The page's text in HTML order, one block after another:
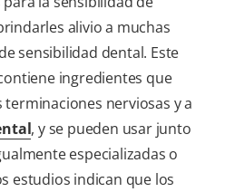
alivio a muchas
sensibilidad dental. Este
ingredientes que
nerviosas y a
, y se pueden usar junto
especializadas o
estudios indican que los